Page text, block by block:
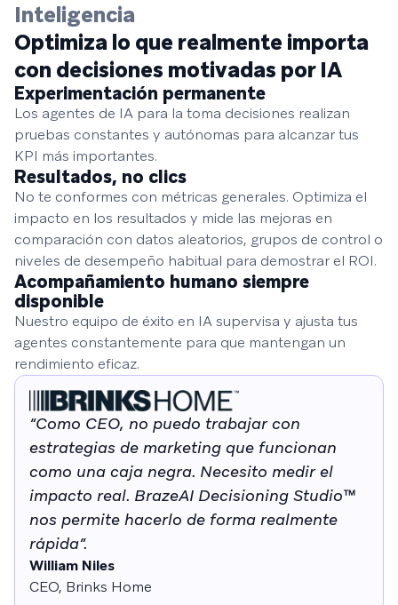
Inteligencia
Optimiza lo que realmente importa
con decisiones motivadas por IA
Experimentación permanente
Los agentes de IA para la toma decisiones realizan
pruebas constantes y autónomas para alcanzar tus
KPI más importantes.
Resultados, no clics
No te conformes con métricas generales. Optimiza el
impacto en los resultados y mide las mejoras en
comparación con datos aleatorios, grupos de control o
niveles de desempeño habitual para demostrar el ROI.
Acompañamiento humano siempre
disponible
Nuestro equipo de éxito en IA supervisa y ajusta tus
agentes constantemente para que mantengan un
rendimiento eficaz.
“Como CEO, no puedo trabajar con
estrategias de marketing que funcionan
como una caja negra. Necesito medir el
impacto real. BrazeAI Decisioning Studio™
nos permite hacerlo de forma realmente
rápida”.
William Niles
CEO, Brinks Home